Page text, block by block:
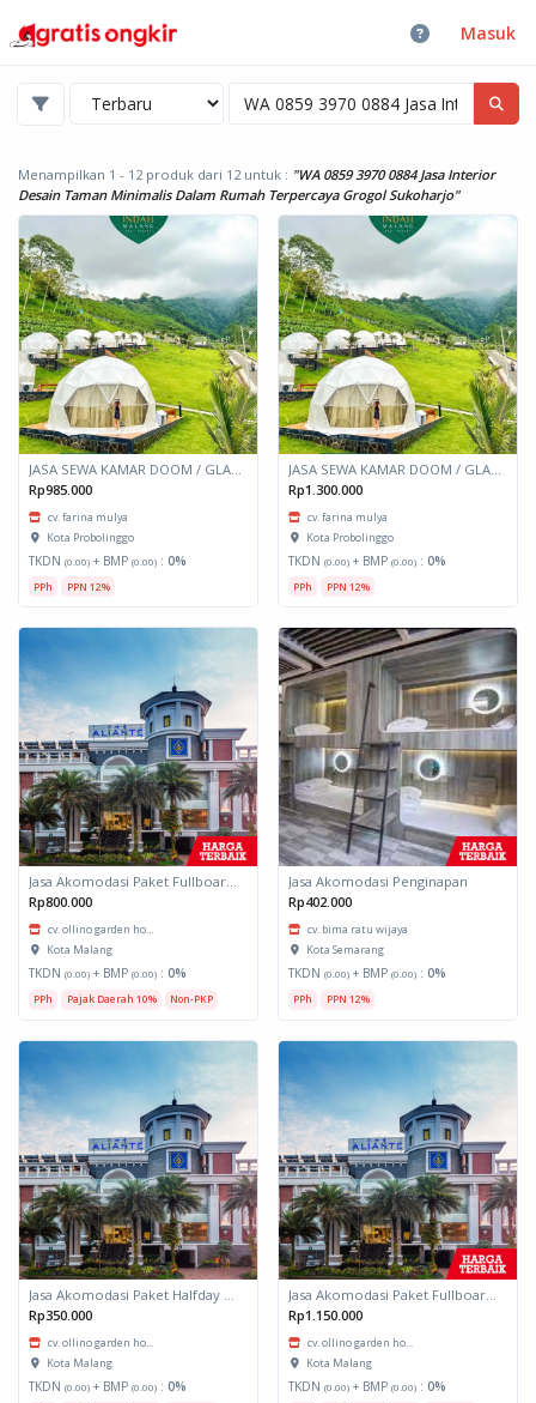
Masuk
Menampilkan 1 - 12 produk dari 12 untuk : "WA 0859 3970 0884 Jasa Interior
Desain Taman Minimalis Dalam Rumah Terpercaya Grogol Sukoharjo"
Rp985.000
cv. farina mulya
Kota Probolinggo
TKDN (0.00) + BMP (0.00) : 0%
PPh PPN 12%
Rp1.300.000
cv. farina mulya
Kota Probolinggo
TKDN (0.00) + BMP (0.00) : 0%
PPh PPN 12%
Jasa Akomodasi Paket Fullboard Twin Hotel Kota Malang
Rp800.000
cv. ollino garden ho...
Kota Malang
TKDN (0.00) + BMP (0.00) : 0%
PPh Pajak Daerah 10% Non-PKP
Jasa Akomodasi Penginapan
Rp402.000
cv. bima ratu wijaya
Kota Semarang
TKDN (0.00) + BMP (0.00) : 0%
PPh PPN 12%
Rp350.000
cv. ollino garden ho...
Kota Malang
TKDN (0.00) + BMP (0.00) : 0%
Rp1.150.000
cv. ollino garden ho...
Kota Malang
TKDN (0.00) + BMP (0.00) : 0%